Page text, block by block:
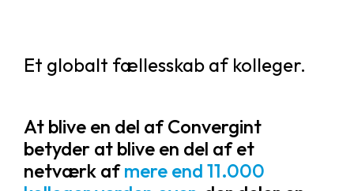
Et globalt fællesskab af kolleger.
At blive en del af Convergint
betyder at blive en del af et
netværk afmere end 11.000